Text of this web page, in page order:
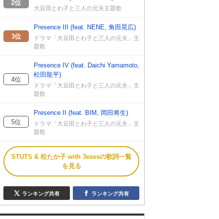
2位
大豆田とわ子と三人の元夫主題歌
3位
Presence III (feat. NENE, 角田晃広)
ドラマ「大豆田とわ子と三人の元夫」主
題歌
4位
Presence IV (feat. Daichi Yamamoto,
松田龍平)
ドラマ「大豆田とわ子と三人の元夫」主
題歌
5位
Presence II (feat. BIM, 岡田将生)
ドラマ「大豆田とわ子と三人の元夫」主
題歌
STUTS & 松たか子 with 3exesの歌詞一覧
を見る
ランキング共有 ランキング共有